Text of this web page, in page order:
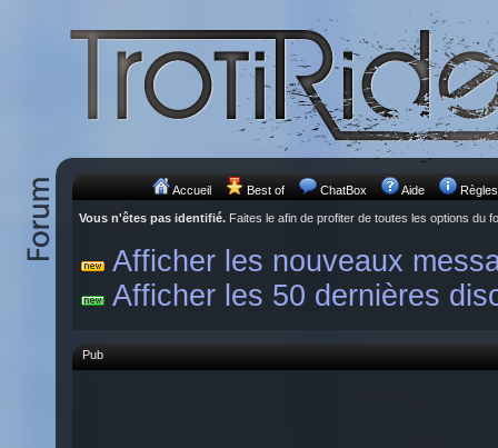
Accueil Best of ChatBox Aide Règles
Vous n'êtes pas identifié. Faites le afin de profiter de toutes les options du
Afficher les nouveaux
Afficher les 50 dernières
Pub